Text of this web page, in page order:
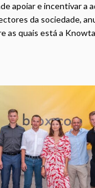
apoiar e incentivar a
da sociedade,
as quais está a